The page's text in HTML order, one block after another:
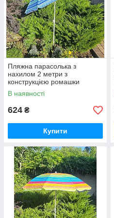
Пляжна парасолька з
нахилом 2 метри з
конструкцією ромашки
смугаста
В наявності
624 ₴
Купити